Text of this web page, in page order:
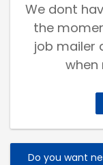
We dont
the
job mailer
when
Do you want